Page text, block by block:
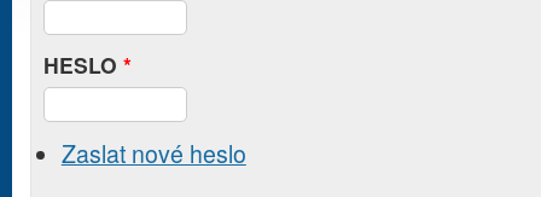
HESLO *
Zaslat nové heslo